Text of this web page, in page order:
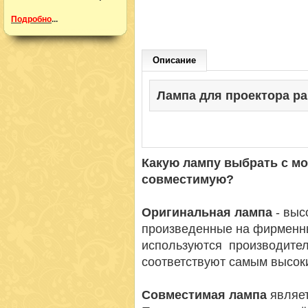
Подробно...
Описание
Лампа для проектора
Какую лампу выбрать с
совместимую?
Оригинальная лампа -
произведенные на
используются
соответствуют самым
Совместимая лампа